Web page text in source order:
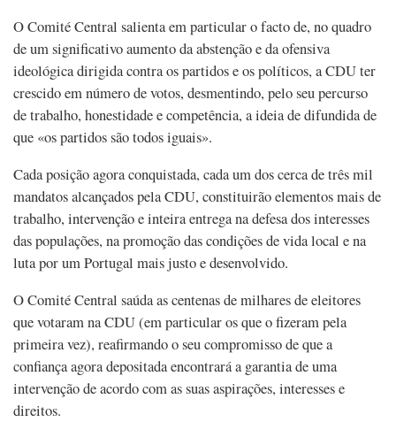
O Comité Central salienta em particular o facto de, no quadro
de um significativo aumento da abstenção e da ofensiva
ideológica dirigida contra os partidos e os políticos, a CDU ter
crescido em número de votos, desmentindo, pelo seu percurso
de trabalho, honestidade e competência, a ideia de difundida de
que «os partidos são todos iguais».
Cada posição agora conquistada, cada um dos cerca de três mil
mandatos alcançados pela CDU, constituirão elementos mais de
trabalho, intervenção e inteira entrega na defesa dos interesses
das populações, na promoção das condições de vida local e na
luta por um Portugal mais justo e desenvolvido.
O Comité Central saúda as centenas de milhares de eleitores
que votaram na CDU (em particular os que o fizeram pela
primeira vez), reafirmando o seu compromisso de que a
confiança agora depositada encontrará a garantia de uma
intervenção de acordo com as suas aspirações, interesses e
direitos.